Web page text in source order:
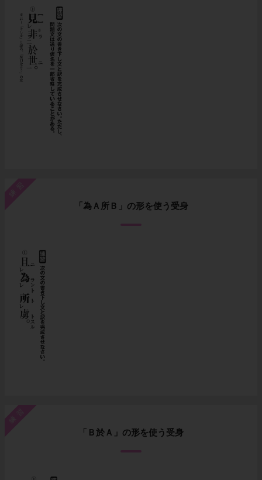
練習
「為Ａ所Ｂ」の形を使う受身
練習
「Ｂ於Ａ」の形を使う受身